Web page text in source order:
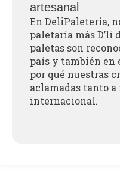
artesanal
En DeliPaletería,
paletaría más D’li
paletas son
país y también en
por qué nuestras
aclamadas tanto
internacional.